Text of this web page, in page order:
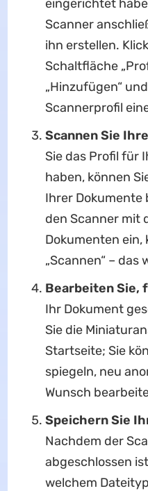
eingerichtet
Scanner
ihn erstellen.
Schaltfläche
„Hinzufügen“
Scannerprofil
Scannen Sie
Sie das Profil für
haben, können
Ihrer Dokumente
den Scanner mit
Dokumenten ein,
„Scannen“ – das
Bearbeiten Sie,
Ihr Dokument
Sie die
Startseite; Sie
spiegeln, neu
Wunsch
Speichern Sie
Nachdem der
abgeschlossen
welchem